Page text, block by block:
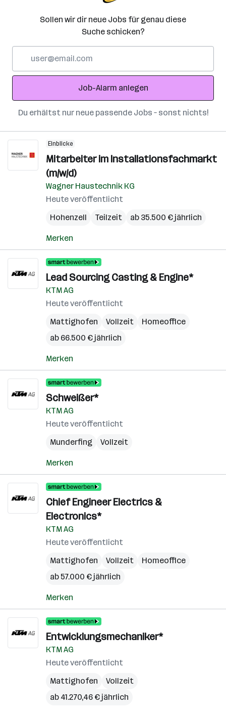
Sollen wir dir neue Jobs für genau diese
Suche schicken?
Adresse
Job-Alarm anlegen
Du erhältst nur neue passende Jobs – sonst nichts!
Einblicke
Mitarbeiter im Installationsfachmarkt
(m/w/d)
Wagner Haustechnik KG
Heute veröffentlicht
Hohenzell
Teilzeit ab 35.500 € jährlich
Merken
Lead Sourcing Casting & Engine*
KTM AG
Heute veröffentlicht
Mattighofen
Vollzeit
Homeoffice
ab 66.500 € jährlich
Merken
Schweißer*
KTM AG
Heute veröffentlicht
Munderfing
Vollzeit
Merken
Chief Engineer Electrics &
Electronics*
KTM AG
Heute veröffentlicht
Mattighofen
Vollzeit
Homeoffice
ab 57.000 € jährlich
Merken
Entwicklungsmechaniker*
KTM AG
Heute veröffentlicht
Mattighofen
Vollzeit
ab 41.270,46 € jährlich